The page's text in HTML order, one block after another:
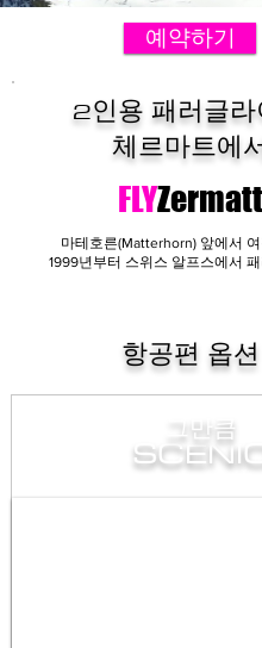
2인용 패러글라
체르마트에
마테호른(Matterhorn) 앞에서
1999년부터 스위스 알프스에서
FLYZermatt
예약하기
항공편 옵션
그만큼